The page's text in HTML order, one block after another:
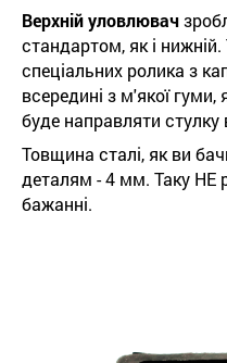
Верхній уловлювач
стандартом, як і
спеціальних ролика з
всередині з м'якої
буде направляти
Товщина сталі, як ви
деталям - 4 мм. Таку НЕ
бажанні.